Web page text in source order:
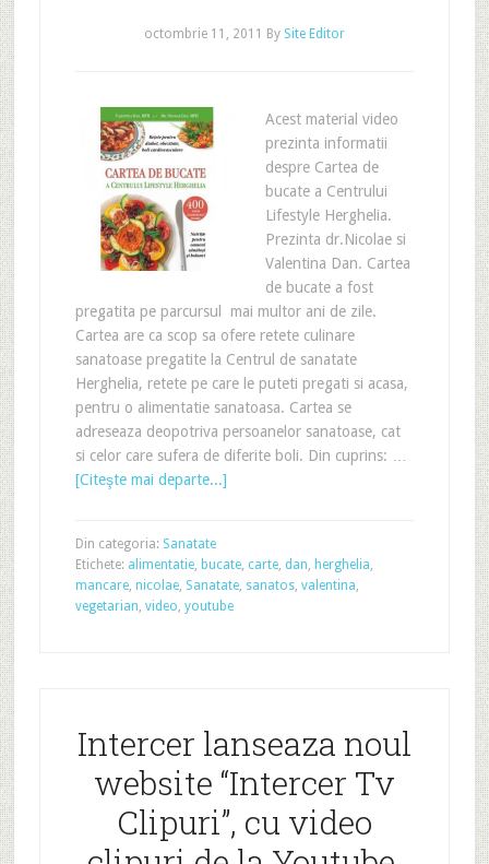
octombrie 11, 2011 By Site Editor
Acest material video
prezinta informatii
despre Cartea de
bucate a Centrului
Lifestyle Herghelia.
Prezinta dr.Nicolae si
Valentina Dan. Cartea
de bucate a fost
pregatita pe parcursul mai multor ani de zile.
Cartea are ca scop sa ofere retete culinare
sanatoase pregatite la Centrul de sanatate
Herghelia, retete pe care le puteti pregati si acasa,
pentru o alimentatie sanatoasa. Cartea se
adreseaza deopotriva persoanelor sanatoase, cat
si celor care sufera de diferite boli. Din cuprins: …
[Citeşte mai departe...]
Din categoria: Sanatate
Etichete: alimentatie, bucate, carte, dan, herghelia,
mancare, nicolae, Sanatate, sanatos, valentina,
vegetarian, video, youtube
Intercer lanseaza noul
website “Intercer Tv
Clipuri”, cu video